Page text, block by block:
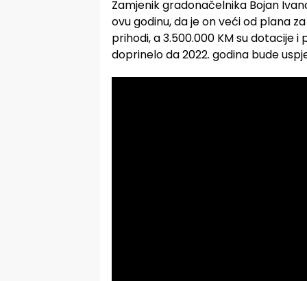
Zamjenik gradonačelnika Bojan
ovu godinu, da je on veći od plana
prihodi, a 3.500.000 KM su dotacije
doprinelo da 2022. godina bude